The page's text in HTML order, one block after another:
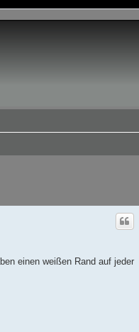
einen weißen Rand auf jeder